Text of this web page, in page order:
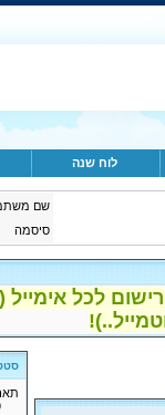
לוח שנה
שם
סיסמה
לכל אימייל